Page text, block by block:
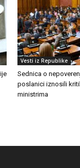
Vesti iz Republike
Sednica o
poslanici iznosili
ministrima